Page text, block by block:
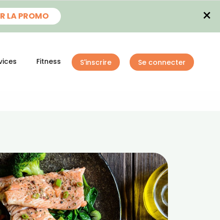
LA PROMO ×
Fitness S'inscrire Se connecter